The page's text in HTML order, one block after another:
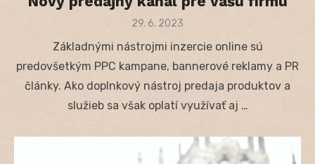
Posted
29. 6. 2023
Základnými nástrojmi inzercie online sú
predovšetkým PPC kampane, bannerové reklamy a PR
články. Ako doplnkový nástroj predaja produktov a
služieb sa však oplatí využívať aj …